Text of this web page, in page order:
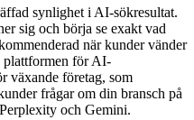
synlighet i AI-sökresultat.
sig och börja se exakt vad
när kunder vänder
plattformen för AI-
växande företag, som
frågar om din bransch på
och Gemini.